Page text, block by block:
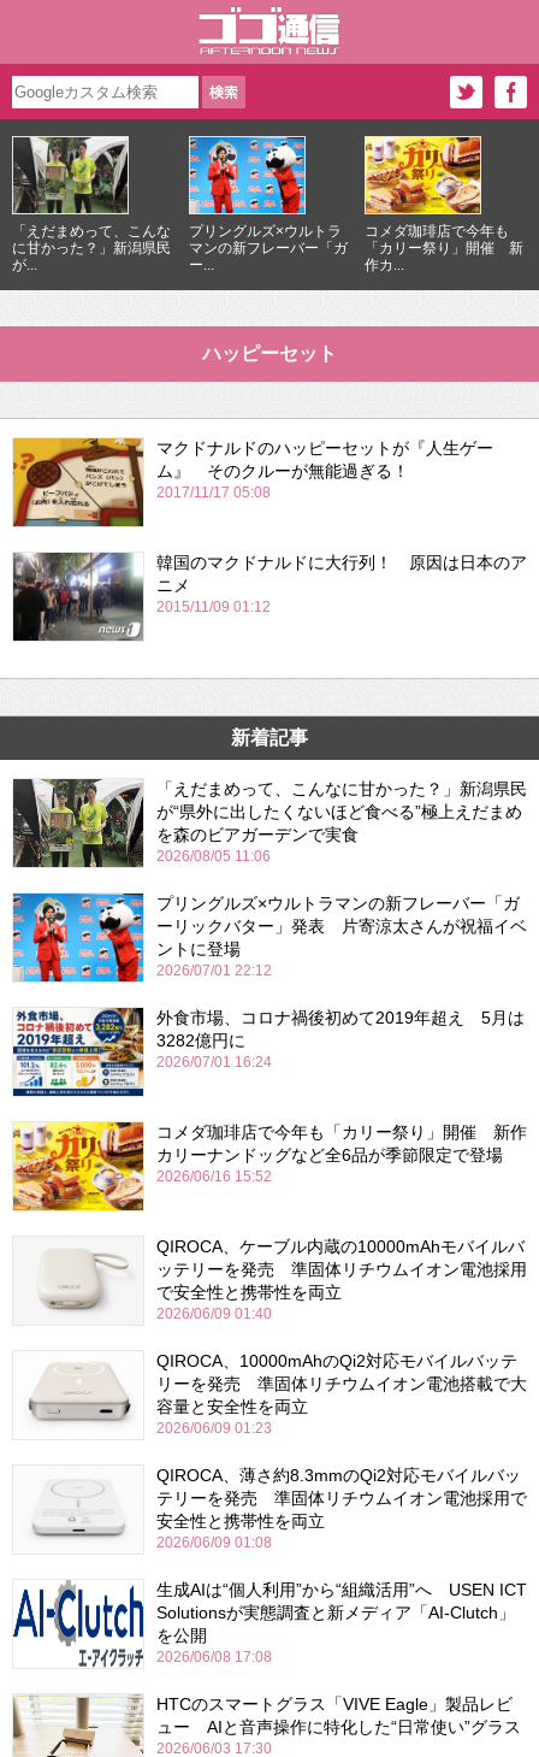
「えだまめって、こんな
に甘かった？」新潟県民
が...
プリングルズ×ウルトラ
マンの新フレーバー「ガ
ー...
コメダ珈琲店で今年も
「カリー祭り」開催 新
作カ...
ハッピーセット
マクドナルドのハッピーセットが『人生ゲー
ム』 そのクルーが無能過ぎる！
2017/11/17 05:08
韓国のマクドナルドに大行列！ 原因は日本のア
ニメ
2015/11/09 01:12
新着記事
「えだまめって、こんなに甘かった？」新潟県民
が“県外に出したくないほど食べる”極上えだまめ
を森のビアガーデンで実食
2026/08/05 11:06
プリングルズ×ウルトラマンの新フレーバー「ガ
ーリックバター」発表 片寄涼太さんが祝福イベ
ントに登場
2026/07/01 22:12
外食市場、コロナ禍後初めて2019年超え 5月は
3282億円に
2026/07/01 16:24
コメダ珈琲店で今年も「カリー祭り」開催 新作
カリーナンドッグなど全6品が季節限定で登場
2026/06/16 15:52
QIROCA、ケーブル内蔵の10000mAhモバイルバ
ッテリーを発売 準固体リチウムイオン電池採用
で安全性と携帯性を両立
2026/06/09 01:40
QIROCA、10000mAhのQi2対応モバイルバッテ
リーを発売 準固体リチウムイオン電池搭載で大
容量と安全性を両立
2026/06/09 01:23
QIROCA、薄さ約8.3mmのQi2対応モバイルバッ
テリーを発売 準固体リチウムイオン電池採用で
安全性と携帯性を両立
2026/06/09 01:08
生成AIは“個人利用”から“組織活用”へ USEN ICT
Solutionsが実態調査と新メディア「AI-Clutch」
を公開
2026/06/08 17:08
HTCのスマートグラス「VIVE Eagle」製品レビ
ュー AIと音声操作に特化した“日常使い”グラス
2026/06/03 17:30